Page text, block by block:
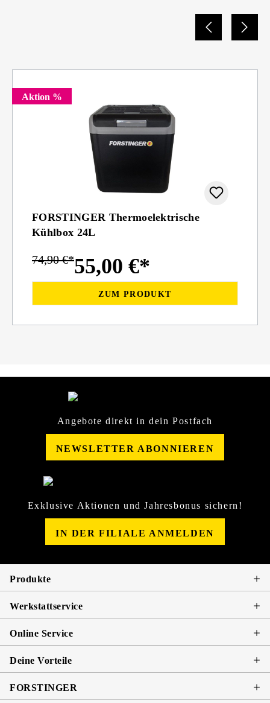
Aktion %
FORSTINGER Thermoelektrische
Kühlbox 24L
55,00 €*
74,90 €*
ZUM PRODUKT
Angebote direkt in dein Postfach
NEWSLETTER ABONNIEREN
Exklusive Aktionen und Jahresbonus sichern!
IN DER FILIALE ANMELDEN
Produkte
Werkstattservice
Online Service
Deine Vorteile
FORSTINGER